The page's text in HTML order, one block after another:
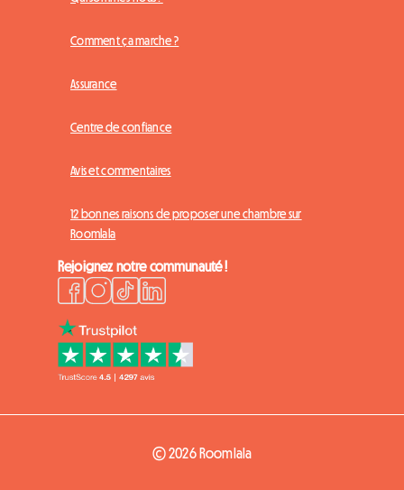
Comment ça marche ?
Assurance
Centre de confiance
Avis et commentaires
12 bonnes raisons de proposer une chambre sur
Roomlala
Rejoignez notre communauté !
© 2026 Roomlala